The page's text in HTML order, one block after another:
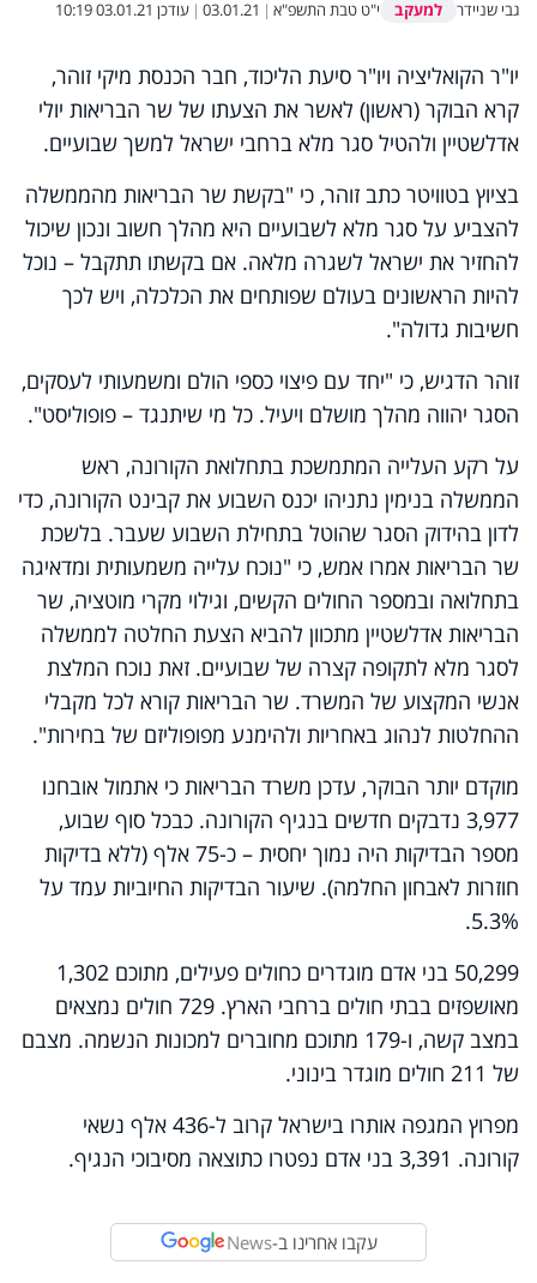
גבי שניידר למעקב י"ט טבת התשפ"א |
03.01.21
| עודכן 03.01.21 10:19
יו"ר הקואליציה ויו"ר סיעת הליכוד, חבר הכנסת מיקי זוהר,
קרא הבוקר (ראשון) לאשר את הצעתו של שר הבריאות יולי
אדלשטיין ולהטיל סגר מלא ברחבי ישראל למשך שבועיים.
בציוץ בטוויטר כתב זוהר, כי "בקשת שר הבריאות מהממשלה
להצביע על סגר מלא לשבועיים היא מהלך חשוב ונכון שיכול
להחזיר את ישראל לשגרה מלאה. אם בקשתו תתקבל – נוכל
להיות הראשונים בעולם שפותחים את הכלכלה, ויש לכך
חשיבות גדולה".
זוהר הדגיש, כי "יחד עם פיצוי כספי הולם ומשמעותי לעסקים,
הסגר יהווה מהלך מושלם ויעיל. כל מי שיתנגד – פופוליסט".
על רקע העלייה המתמשכת בתחלואת הקורונה, ראש
הממשלה בנימין נתניהו יכנס השבוע את קבינט הקורונה, כדי
לדון בהידוק הסגר שהוטל בתחילת השבוע שעבר. בלשכת
שר הבריאות אמרו אמש, כי "נוכח עלייה משמעותית ומדאיגה
בתחלואה ובמספר החולים הקשים, וגילוי מקרי מוטציה, שר
הבריאות אדלשטיין מתכוון להביא הצעת החלטה לממשלה
לסגר מלא לתקופה קצרה של שבועיים. זאת נוכח המלצת
אנשי המקצוע של המשרד. שר הבריאות קורא לכל מקבלי
ההחלטות לנהוג באחריות ולהימנע מפופוליזם של בחירות".
מוקדם יותר הבוקר, עדכן משרד הבריאות כי אתמול אובחנו
3,977 נדבקים חדשים בנגיף הקורונה. כבכל סוף שבוע,
מספר הבדיקות היה נמוך יחסית – כ-75 אלף (ללא בדיקות
חוזרות לאבחון החלמה). שיעור הבדיקות החיוביות עמד על
5.3%.
50,299 בני אדם מוגדרים כחולים פעילים, מתוכם 1,302
מאושפזים בבתי חולים ברחבי הארץ. 729 חולים נמצאים
במצב קשה, ו-179 מתוכם מחוברים למכונות הנשמה. מצבם
של 211 חולים מוגדר בינוני.
מפרוץ המגפה אותרו בישראל קרוב ל-436 אלף נשאי
קורונה. 3,391 בני אדם נפטרו כתוצאה מסיבוכי הנגיף.
עקבו אחרינו ב-News